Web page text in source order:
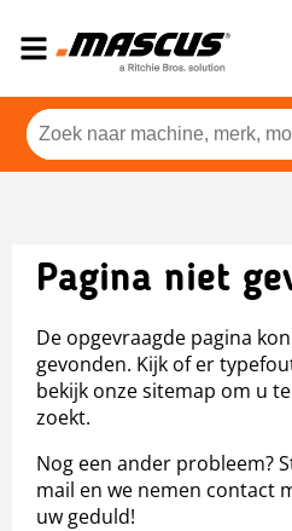
Pagina niet
De opgevraagde pagina
gevonden. Kijk of er
bekijk onze sitemap om u
zoekt.
Nog een ander probleem?
mail en we nemen contact
uw geduld!